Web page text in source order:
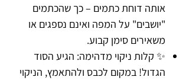
אותה דוחת כתמים – כך שהכתמים
"יושבים" על המפה ואינם נספגים או
משאירים סימן קבוע.
✨ קלות ניקוי מדהימה: הגיע הסוד
הגדול! במקום לכבס ולהתאמץ, הניקוי